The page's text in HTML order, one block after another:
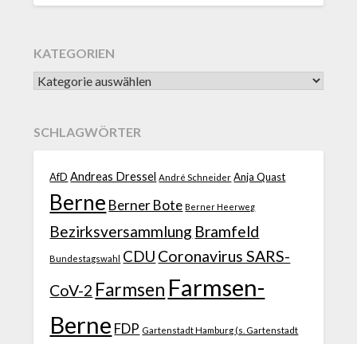
KATEGORIEN
SCHLAGWÖRTER
AfD Andreas Dressel André Schneider Anja Quast
Berne Berner Bote Berner Heerweg
Bezirksversammlung Bramfeld
Bundestagswahl CDU Coronavirus SARS-
CoV-2 Farmsen Farmsen-
Berne FDP Gartenstadt Hamburg (s. Gartenstadt